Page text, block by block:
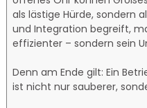
als lästige Hürde, sondern
und Integration begreift,
effizienter – sondern sein
Denn am Ende gilt: Ein
ist nicht nur sauberer,